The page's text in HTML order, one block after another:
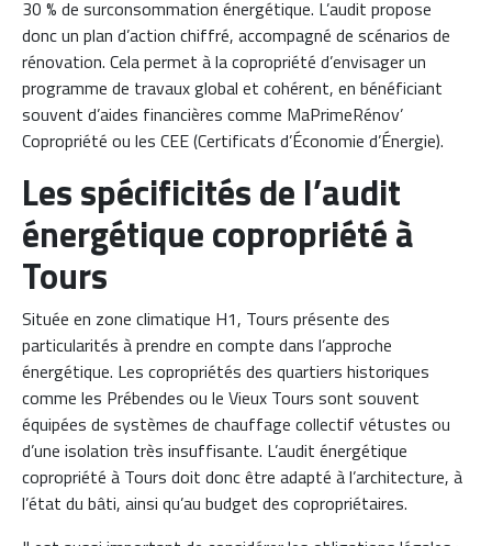
30 % de surconsommation énergétique. L’audit propose
donc un plan d’action chiffré, accompagné de scénarios de
rénovation. Cela permet à la copropriété d’envisager un
programme de travaux global et cohérent, en bénéficiant
souvent d’aides financières comme MaPrimeRénov’
Copropriété ou les CEE (Certificats d’Économie d’Énergie).
Les spécificités de l’audit
énergétique copropriété à
Tours
Située en zone climatique H1, Tours présente des
particularités à prendre en compte dans l’approche
énergétique. Les copropriétés des quartiers historiques
comme les Prébendes ou le Vieux Tours sont souvent
équipées de systèmes de chauffage collectif vétustes ou
d’une isolation très insuffisante. L’audit énergétique
copropriété à Tours doit donc être adapté à l’architecture, à
l’état du bâti, ainsi qu’au budget des copropriétaires.